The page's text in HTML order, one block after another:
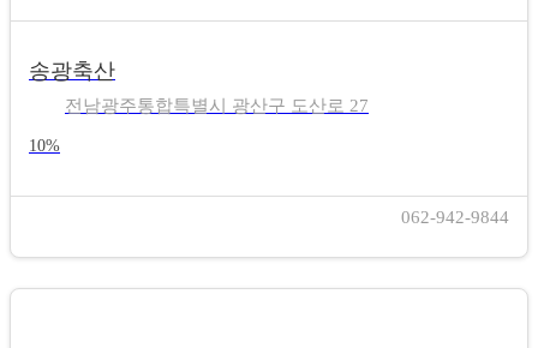
송광축산
전남광주통합특별시 광산구 도산로 27
10%
062-942-9844